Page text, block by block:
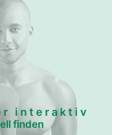
interaktiv
finden